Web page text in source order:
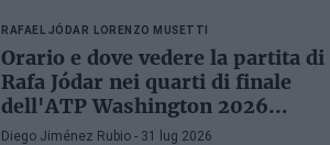
RAFAEL JÓDAR LORENZO MUSETTI
Orario e dove vedere la partita di
Rafa Jódar nei quarti di finale
dell'ATP Washington 2026
contro Musetti
Diego Jiménez Rubio - 31 lug 2026